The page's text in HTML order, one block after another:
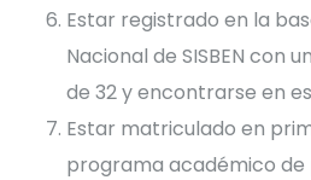
Estar registrado en la
Nacional de SISBEN con
de 32 y encontrarse en
Estar matriculado en
programa académico